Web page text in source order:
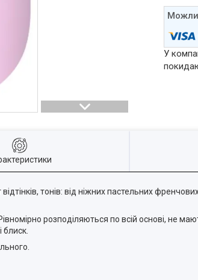
У
тонів: від ніжних пастельних
розподіляються по всій основі, не